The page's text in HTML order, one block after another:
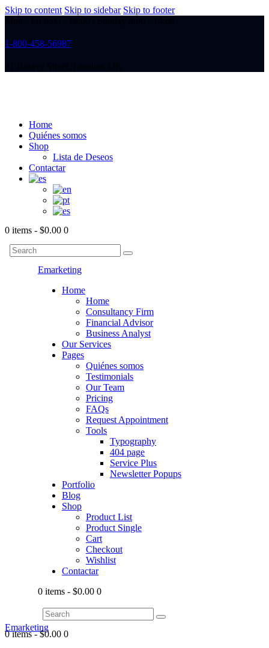
Skip to content Skip to sidebar Skip to footer
1-800-458-56987
Home
Quiénes somos
Shop
Lista de Deseos
Contactar
0 items - $0.00 0
Emarketing
Home
Home
Consultancy Firm
Financial Advisor
Business Analyst
Our Services
Pages
Quiénes somos
Testimonials
Our Team
Pricing
FAQs
Request Appointment
Tools
Typography
404 page
Service Plus
Newsletter Popups
Portfolio
Blog
Shop
Product List
Product Single
Cart
Checkout
Wishlist
Contactar
0 items - $0.00 0
Emarketing
0 items-$0.00 0